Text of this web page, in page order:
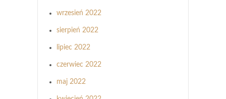
wrzesień 2022
sierpień 2022
lipiec 2022
czerwiec 2022
maj 2022